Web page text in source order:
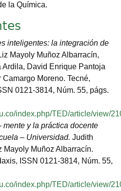
la Química.
inteligentes: la integración de
Mayoly Muñoz Albarracín,
Ardila, David Enrique Pantoja
Moreno. Tecné,
0121-3814, Núm. 55, págs.
index.php/TED/article/view/
mente y la práctica docente
– Universidad. Judith
Mayoly Muñoz Albarracín.
ISSN 0121-3814, Núm. 55,
index.php/TED/article/view/